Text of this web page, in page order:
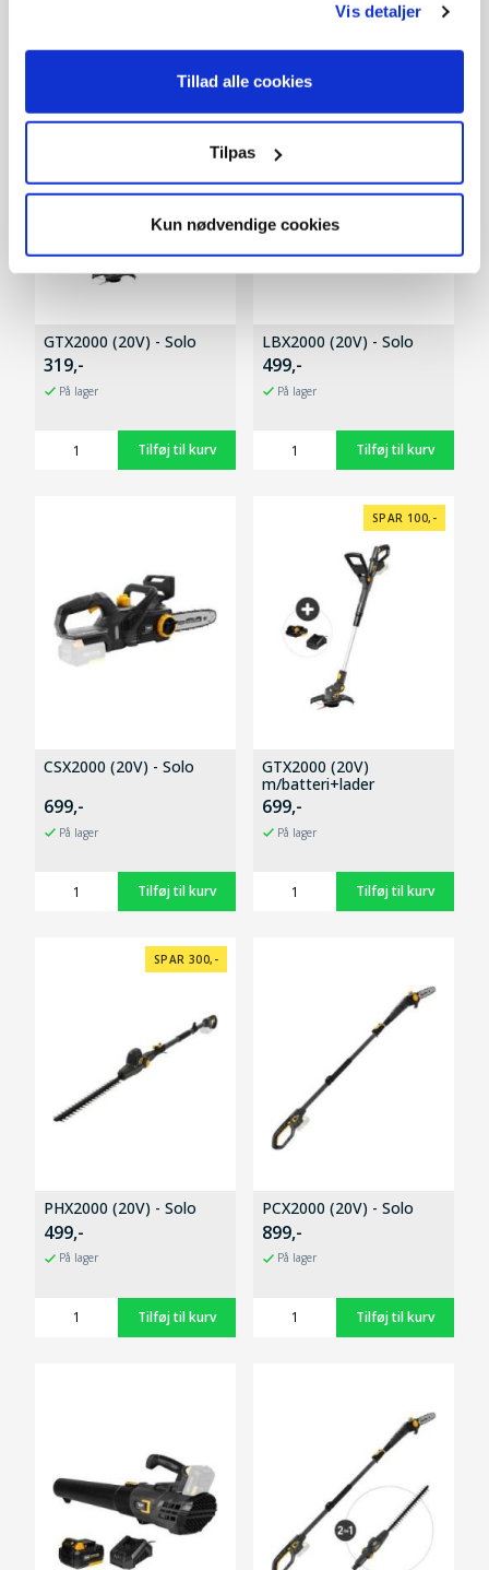
Vis detaljer
Tillad alle cookies
Tilpas
Kun nødvendige cookies
Relaterede produkter
SPAR 180,-
GTX2000 (20V) - Solo
319,-
På lager
LBX2000 (20V) - Solo
499,-
På lager
CSX2000 (20V) - Solo
699,-
På lager
SPAR 100,-
GTX2000 (20V)
m/batteri+lader
699,-
På lager
SPAR 300,-
PHX2000 (20V) - Solo
499,-
På lager
PCX2000 (20V) - Solo
899,-
På lager